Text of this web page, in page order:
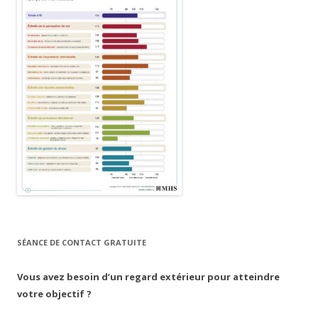
SÉANCE DE CONTACT GRATUITE
Vous avez besoin d’un regard extérieur pour atteindre
votre objectif ?